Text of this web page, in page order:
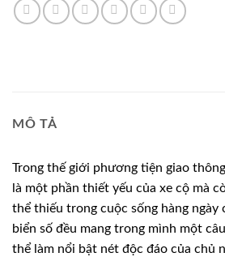
MÔ TẢ
Trong thế giới phương tiện giao
là một phần thiết yếu của xe cộ mà
thể thiếu trong cuộc sống hàng ngày
biển số đều mang trong mình một
thể làm nổi bật nét độc đáo của chủ